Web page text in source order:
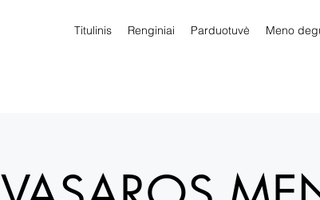
Titulinis Renginiai Parduotuvė Meno